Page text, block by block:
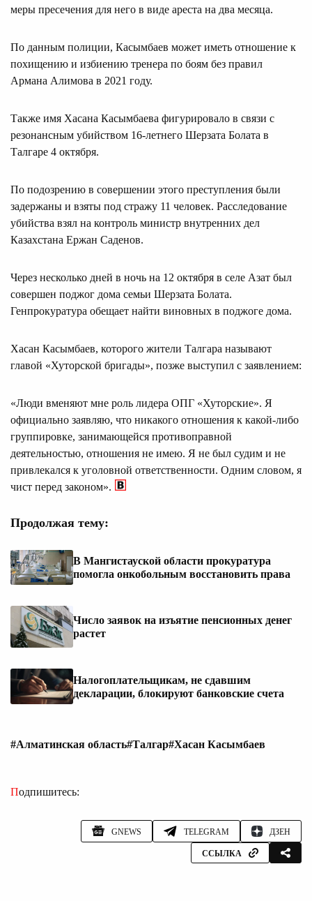
меры пресечения для него в виде ареста на два месяца.
По данным полиции, Касымбаев может иметь отношение к
похищению и избиению тренера по боям без правил
Армана Алимова в 2021 году.
Также имя Хасана Касымбаева фигурировало в связи с
резонансным убийством 16-летнего Шерзата Болата в
Талгаре 4 октября.
По подозрению в совершении этого преступления были
задержаны и взяты под стражу 11 человек. Расследование
убийства взял на контроль министр внутренних дел
Казахстана Ержан Саденов.
Через несколько дней в ночь на 12 октября в селе Азат был
совершен поджог дома семьи Шерзата Болата.
Генпрокуратура обещает найти виновных в поджоге дома.
Хасан Касымбаев, которого жители Талгара называют
главой «Хуторской бригады», позже выступил с заявлением:
«Люди вменяют мне роль лидера ОПГ «Хуторские». Я
официально заявляю, что никакого отношения к какой-либо
группировке, занимающейся противоправной
деятельностью, отношения не имею. Я не был судим и не
привлекался к уголовной ответственности. Одним словом, я
чист перед законом».
Продолжая тему:
В Мангистауской области прокуратура
помогла онкобольным восстановить права
Число заявок на изъятие пенсионных денег
растет
Налогоплательщикам, не сдавшим
декларации, блокируют банковские счета
#Алматинская область#Талгар#Хасан Касымбаев
Подпишитесь:
GNEWS TELEGRAM ДЗЕН
ССЫЛКА